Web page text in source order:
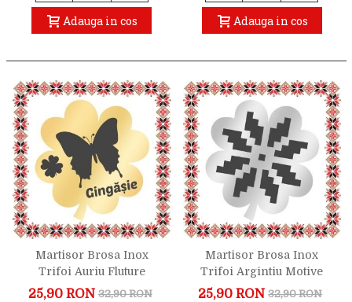
Adauga in cos Adauga in cos
Martisor Brosa Inox
Trifoi Auriu Fluture
Gingasie
25,90 RON 32,90 RON
Martisor Brosa Inox
Trifoi Argintiu Motive
Traditionale
25,90 RON 32,90 RON